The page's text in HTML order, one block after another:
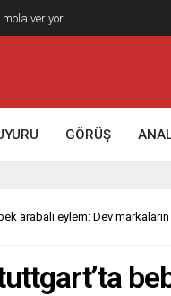
mü, kolonializm mi?
GÖRÜŞ
arabalı eylem: Dev